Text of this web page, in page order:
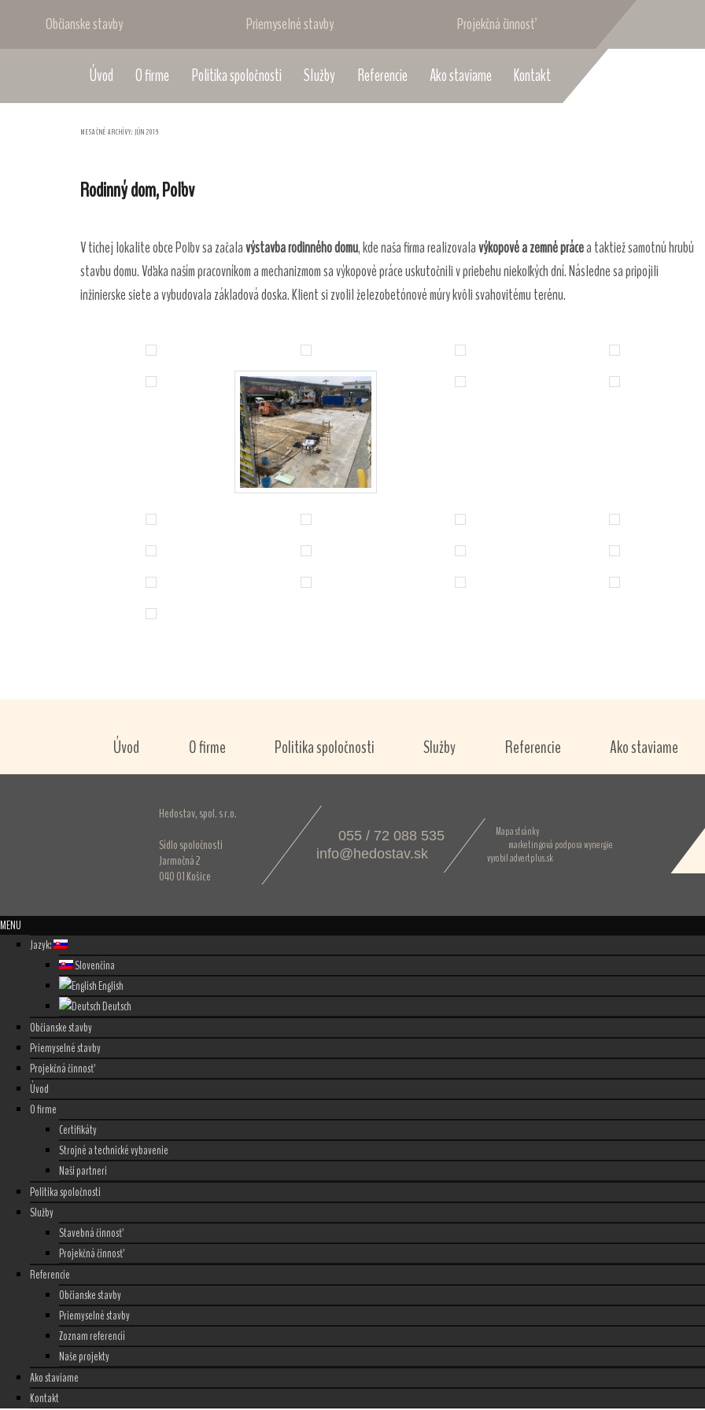
Občianske stavby Priemyselné stavby Projekčná činnosť
Úvod O firme Politika spoločnosti Služby Referencie Ako staviame Kontakt
MESAČNÉ ARCHÍVY:JÚN 2019
Rodinný dom, Poľov
V tichej lokalite obce Poľov sa začalavýstavba rodinného domu, kde naša firma realizovalavýkopové a zemné prácea taktiež samotnú hrubú
stavbu domu. Vďaka naším pracovníkom a mechanizmom sa výkopové práce uskutočnili v priebehu niekoľkých dní. Následne sa pripojili
inžinierske siete a vybudovala základová doska. Klient si zvolil železobetónové múry kvôli svahovitému terénu.
Úvod O firme Politika spoločnosti Služby Referencie Ako staviame
Hedostav, spol. s r.o.
Sídlo spoločnosti
Jarmočná 2
040 01 Košice
055 / 72 088 535
info@hedostav.sk
Mapa stránky
marketingová podporawynergie
vyrobiladvertplus.sk
MENU
Jazyk:
Slovenčina
English
Deutsch
Občianske stavby
Priemyselné stavby
Projekčná činnosť
Úvod
O firme
Certifikáty
Strojné a technické vybavenie
Naši partneri
Politika spoločnosti
Služby
Stavebná činnosť
Projekčná činnosť
Referencie
Občianske stavby
Priemyselné stavby
Zoznam referencií
Naše projekty
Ako staviame
Kontakt